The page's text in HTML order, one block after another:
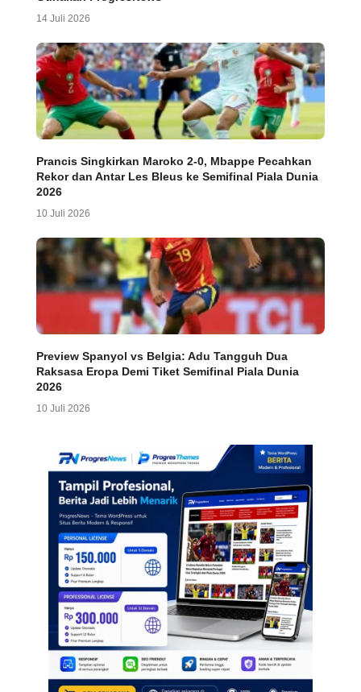
14 Juli 2026
Prancis Singkirkan Maroko 2-0, Mbappe Pecahkan
Rekor dan Antar Les Bleus ke Semifinal Piala Dunia
2026
10 Juli 2026
Preview Spanyol vs Belgia: Adu Tangguh Dua
Raksasa Eropa Demi Tiket Semifinal Piala Dunia
2026
10 Juli 2026